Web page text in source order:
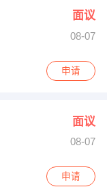
面议
08-07
申请
面议
08-07
申请